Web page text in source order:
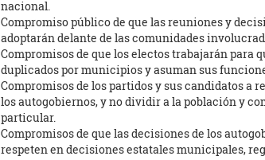
nacional.
Compromiso público de que las reuniones y
adoptarán delante de las comunidades
Compromisos de que los electos trabajarán para
duplicados por municipios y asuman sus
Compromisos de los partidos y sus candidatos a
los autogobiernos, y no dividir a la población y
particular.
Compromisos de que las decisiones de los
respeten en decisiones estatales municipales,